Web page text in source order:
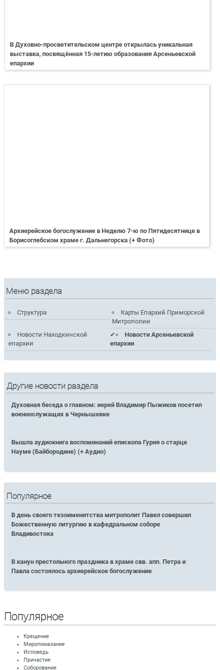
В Духовно-просветительском центре открылась уникальная
выставка, посвящённая 15-летию образования Арсеньевской
епархии
Архиерейское богослужение в Неделю 7-ю по Пятидесятнице в
Борисоглебском храме г. Дальнегорска (+ Фото)
Меню раздела
Структура
Карты Епархий Приморской
Митрополии
Новости Находкинской
епархии
Новости Арсеньевской
епархии
Другие новости раздела
Духовная беседа о главном: иерей Владимир Пыжиков посетил
военнослужащих в Чернышевке
Вышла аудиокнига воспоминаний епископа Гурия о старце
Науме (Байбородине) (+ Аудио)
Популярное
В день своего тезоименитства митрополит Павел совершил
Божественную литургию в кафедральном соборе
Владивостока
В канун престольного праздника в храме свв. апп. Петра и
Павла состоялось архиерейское богослужение
Популярное
Крещение
Миропомазание
Исповедь
Причастие
Соборование